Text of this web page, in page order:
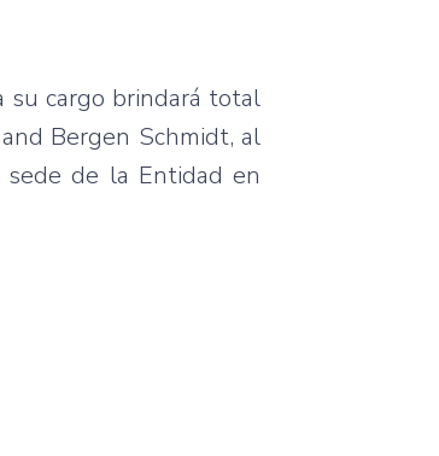
su cargo brindará total
Bergen Schmidt, al
de la Entidad en